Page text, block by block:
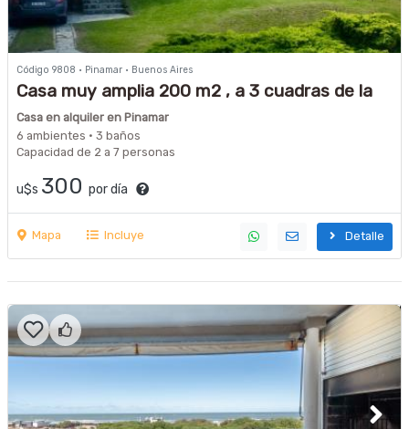
Código 9808 · Pinamar · Buenos Aires
Casa muy amplia 200 m2 , a 3 cuadras de la
playa y 3 del centro, Libertador y Sirena
Casa en alquiler en Pinamar
6 ambientes · 3 baños
Capacidad de 2 a 7 personas
u$s 300 por día
Mapa Incluye Detalle